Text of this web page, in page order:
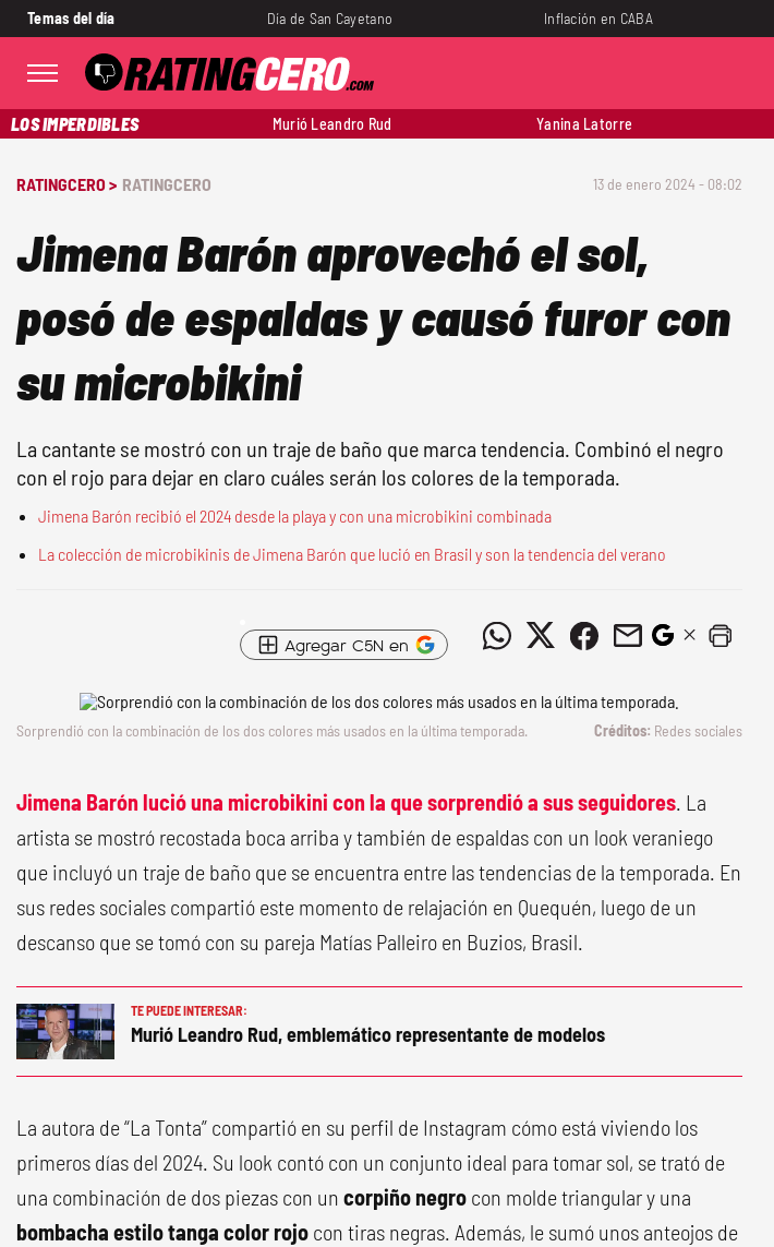
Temas del día Día de San Cayetano Inflación en CABA
LOS IMPERDIBLES Murió Leandro Rud Yanina Latorre
RATINGCERO > RATINGCERO 13 de enero 2024 - 08:02
Jimena Barón aprovechó el sol,
posó de espaldas y causó furor con
su microbikini
La cantante se mostró con un traje de baño que marca tendencia. Combinó el negro
con el rojo para dejar en claro cuáles serán los colores de la temporada.
Jimena Barón recibió el 2024 desde la playa y con una microbikini combinada
La colección de microbikinis de Jimena Barón que lució en Brasil y son la tendencia del verano
Agregar C5N en
Sorprendió con la combinación de los dos colores más usados en la última temporada. Redes sociales
Jimena Barón lució una microbikini con la que sorprendió a sus seguidores. La
artista se mostró recostada boca arriba y también de espaldas con un look veraniego
que incluyó un traje de baño que se encuentra entre las tendencias de la temporada. En
sus redes sociales compartió este momento de relajación en Quequén, luego de un
descanso que se tomó con su pareja Matías Palleiro en Buzios, Brasil.
TE PUEDE INTERESAR:
Murió Leandro Rud, emblemático representante de modelos
La autora de “La Tonta” compartió en su perfil de Instagram cómo está viviendo los
primeros días del 2024. Su look contó con un conjunto ideal para tomar sol, se trató de
una combinación de dos piezas con un corpiño negro con molde triangular y una
bombacha estilo tanga color rojo con tiras negras. Además, le sumó unos anteojos de